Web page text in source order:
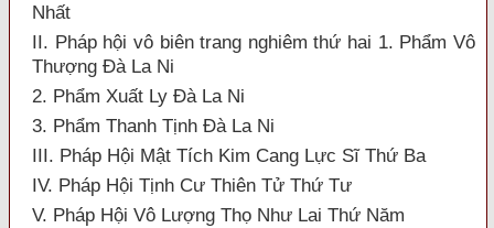
Nhất
II. Pháp hội vô biên trang nghiêm thứ hai 1. Phẩm Vô
Thượng Đà La Ni
2. Phẩm Xuất Ly Đà La Ni
3. Phẩm Thanh Tịnh Đà La Ni
III. Pháp Hội Mật Tích Kim Cang Lực Sĩ Thứ Ba
IV. Pháp Hội Tịnh Cư Thiên Tử Thứ Tư
V. Pháp Hội Vô Lượng Thọ Như Lai Thứ Năm